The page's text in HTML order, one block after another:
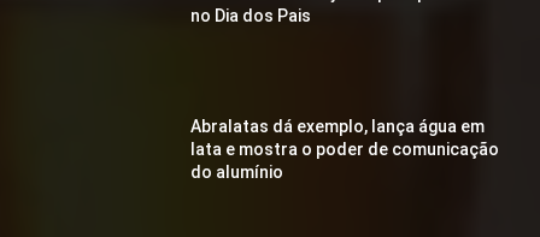
no Dia dos Pais
Abralatas dá exemplo, lança água em
lata e mostra o poder de comunicação
do alumínio